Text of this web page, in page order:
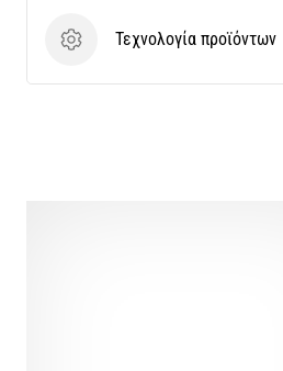
Τεχνολογία προϊόντων
Τεχνολογία προϊόντων